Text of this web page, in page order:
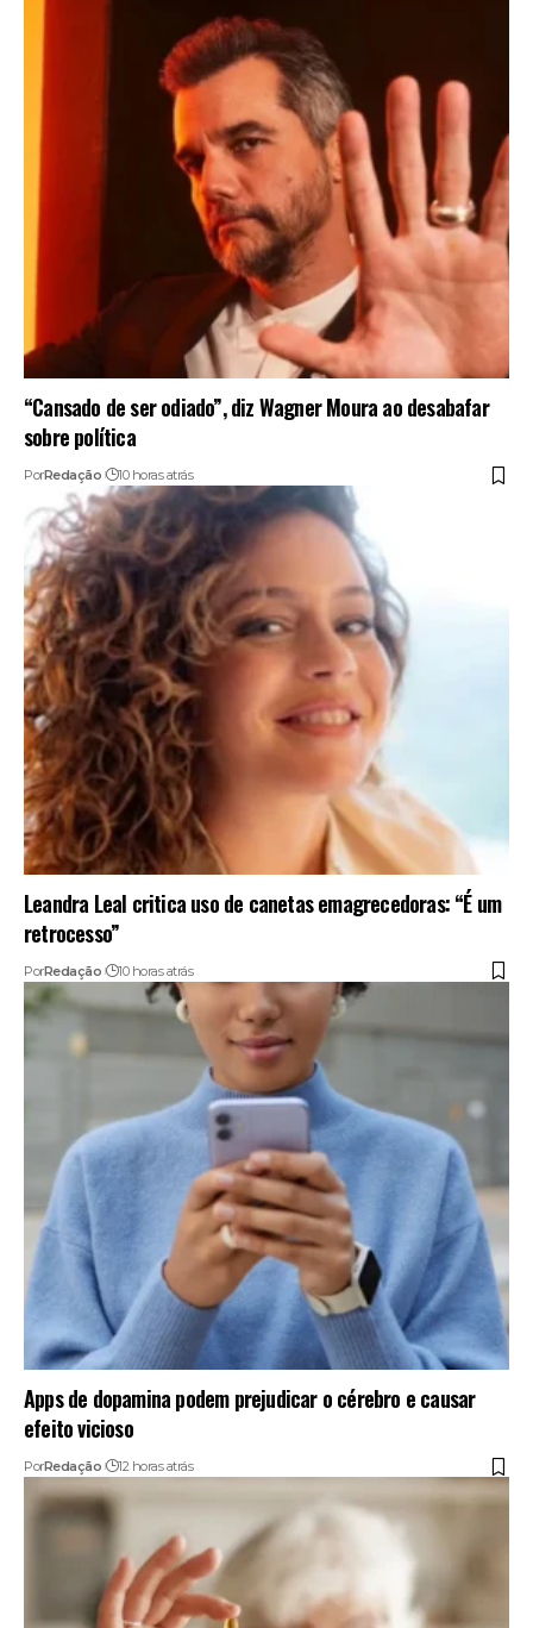
“Cansado de ser odiado”, diz Wagner Moura ao desabafar
sobre política
PorRedação 10 horas atrás
Leandra Leal critica uso de canetas emagrecedoras: “É um
retrocesso”
PorRedação 10 horas atrás
Apps de dopamina podem prejudicar o cérebro e causar
efeito vicioso
PorRedação 12 horas atrás